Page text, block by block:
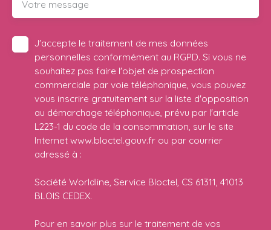
Votre message
J'accepte le traitement de mes données
personnelles conformément au RGPD. Si vous ne
souhaitez pas faire l'objet de prospection
commerciale par voie téléphonique, vous pouvez
vous inscrire gratuitement sur la liste d'opposition
au démarchage téléphonique, prévu par l'article
L223-1 du code de la consommation, sur le site
Internet www.bloctel.gouv.fr ou par courrier
adressé à :
Société Worldline, Service Bloctel, CS 61311, 41013
BLOIS CEDEX.
Pour en savoir plus sur le traitement de vos